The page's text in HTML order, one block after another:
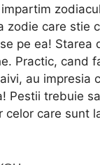
zodie care stie
pe ea!
Practic, cand
au impresia
Pestii trebuie
celor care sunt